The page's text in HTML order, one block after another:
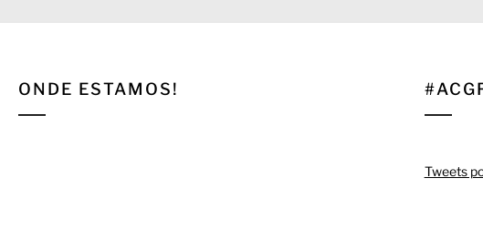
ONDE ESTAMOS!
Tweets